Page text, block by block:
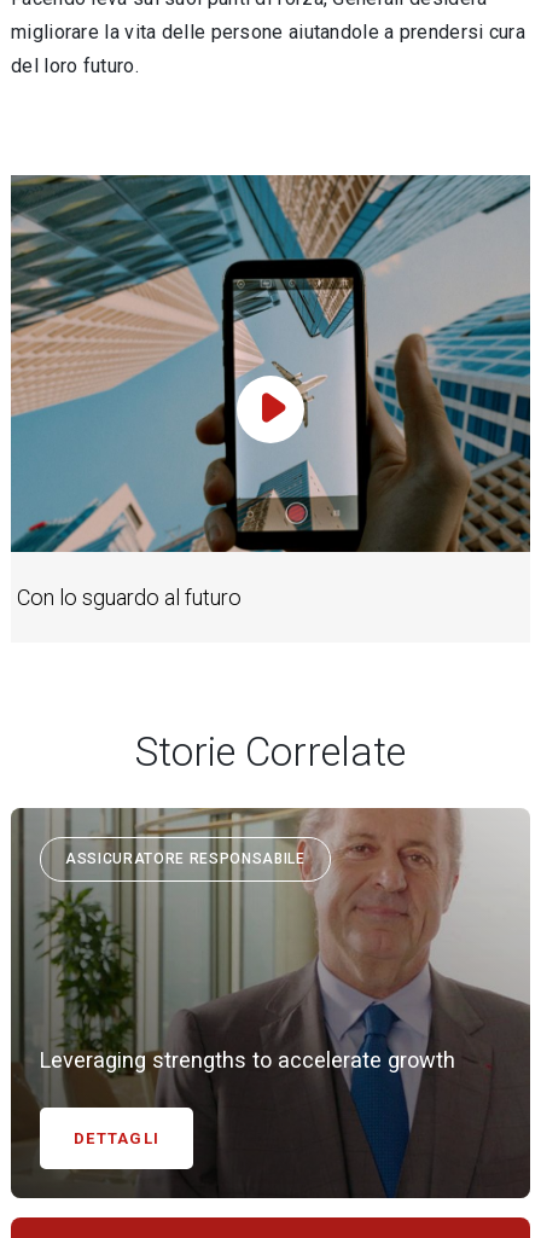
migliorare la vita delle persone aiutandole a prendersi cura
del loro futuro.
Con lo sguardo al futuro
Play Video
Storie Correlate
ASSICURATORE RESPONSABILE
Leveraging strengths to accelerate growth
DETTAGLI